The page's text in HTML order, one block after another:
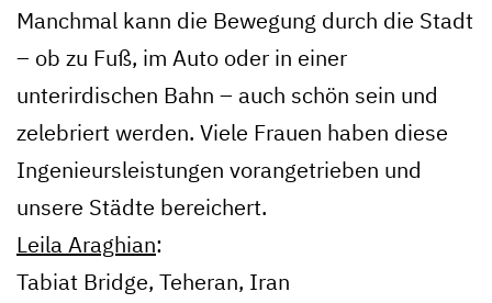
Manchmal kann die Bewegung durch die Stadt
– ob zu Fuß, im Auto oder in einer
unterirdischen Bahn – auch schön sein und
zelebriert werden. Viele Frauen haben diese
Ingenieursleistungen vorangetrieben und
unsere Städte bereichert.
Leila Araghian:
Tabiat Bridge, Teheran, Iran